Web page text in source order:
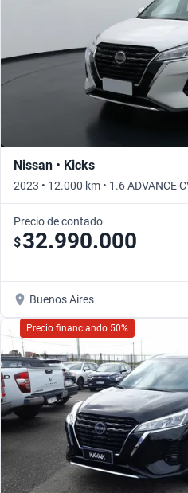
Nissan • Kicks
2023 • 12.000 km • 1.6 ADVANCE
Precio de contado
$32.990.000
Buenos Aires
Precio financiando 50%